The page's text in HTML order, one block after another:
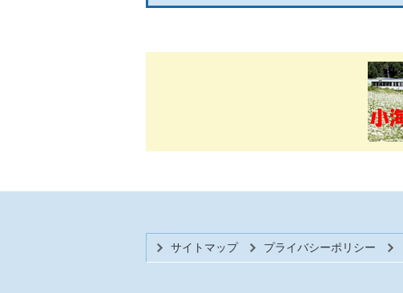
サイトマップ プライバシーポリシー